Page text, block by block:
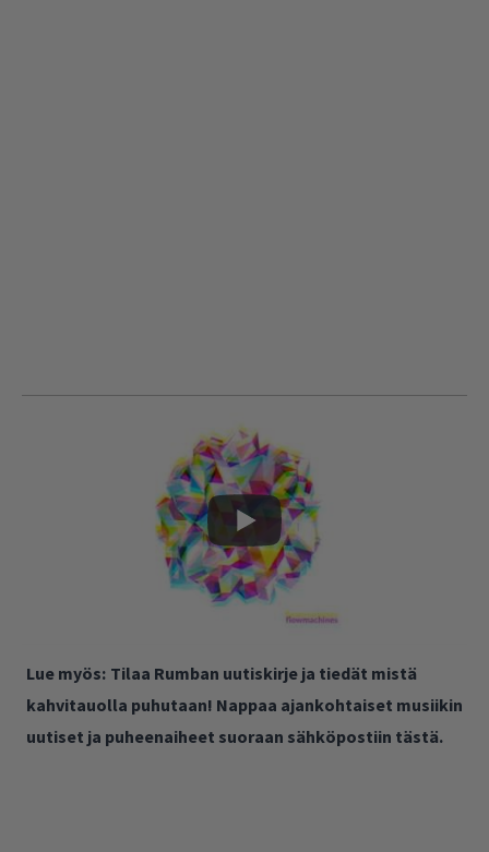
Lue myös: Tilaa Rumban uutiskirje ja tiedät mistä
kahvitauolla puhutaan! Nappaa ajankohtaiset musiikin
uutiset ja puheenaiheet suoraan sähköpostiin tästä.